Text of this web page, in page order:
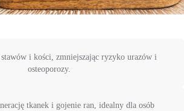
i kości, zmniejszając ryzyko urazów i
osteoporozy.
tkanek i gojenie ran, idealny dla osób